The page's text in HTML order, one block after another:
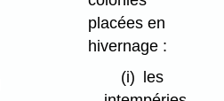
placées en
hivernage :
(i)
les